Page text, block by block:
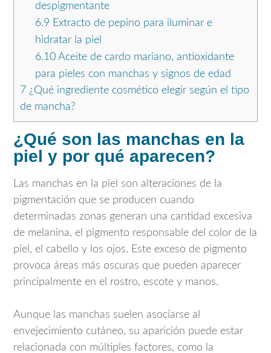
despigmentante
6.9 Extracto de pepino para iluminar e
hidratar la piel
6.10Aceite de cardo mariano, antioxidante
para pieles con manchas y signos de edad
7 ¿Qué ingrediente cosmético elegir según el tipo
de mancha?
¿Qué son las manchas en la
piel y por qué aparecen?
Las manchas en la piel son alteraciones de la
pigmentación que se producen cuando
determinadas zonas generan una cantidad excesiva
de melanina, el pigmento responsable del color de la
piel, el cabello y los ojos. Este exceso de pigmento
provoca áreas más oscuras que pueden aparecer
principalmente en el rostro, escote y manos.
Aunque las manchas suelen asociarse al
envejecimiento cutáneo, su aparición puede estar
relacionada con múltiples factores, como la